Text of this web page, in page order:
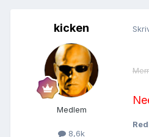
kicken
Medlem
8,6k